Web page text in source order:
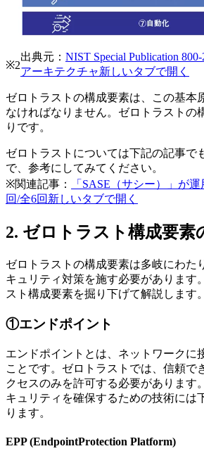
※2
出典元： NIST Special Publication
アーキテクチャ新しいタブで開く
ゼロトラストの構成要素は、この基本
なければなりません。ゼロトラストの
りです。
ゼロトラストについては下記の記事で
で、参考にしてみてください。
※関連記事：
「SASE（サシー）」が
回/全6回 新しいタブで開く
2. ゼロトラスト構成要素
ゼロトラストの構成要素は多岐にわた
キュリティ対策を施す必要があります
スト構成要素を掘り下げて解説します。
①エンドポイント
エンドポイントとは、ネットワークに
ことです。ゼロトラストでは、信頼で
クセスのみを許可する必要があります
キュリティを確保するための技術には
ります。
EPP (EndpointProtection Platform)